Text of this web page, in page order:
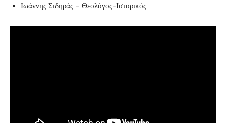
Ιωάννης Σιδηράς – Θεολόγος-Ιστορικός